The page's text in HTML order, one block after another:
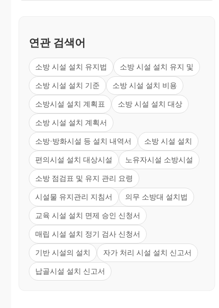
연관 검색어
소방 시설 설치 유지법 소방 시설 설치 유지 및
소방 시설 설치 기준 소방 시설 설치 비용
소방시설 설치 계획표 소방 시설 설치 대상
소방 시설 설치 계획서
소방·방화시설 등 설치 내역서 소방 시설 설치
편의시설 설치 대상시설 노유자시설 소방시설
소방 점검표 및 유지 관리 요령
시설물 유지관리 지침서 의무 소방대 설치법
교육 시설 설치 면제 승인 신청서
매립 시설 설치 정기 검사 신청서
기반 시설의 설치 자가 처리 시설 설치 신고서
납골시설 설치 신고서